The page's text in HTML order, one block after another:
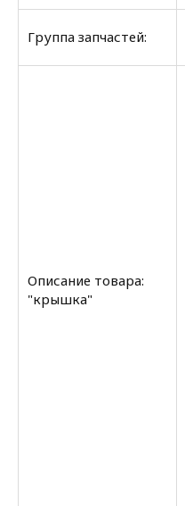
Группа запчастей:
Описание товара:
"крышка"